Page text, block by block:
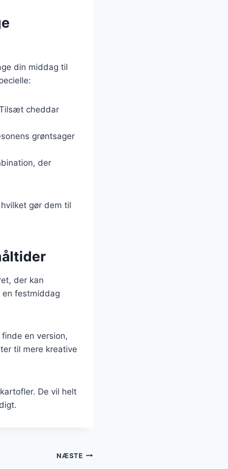
din middag til
cheddar
grøntsager
der
gør dem til
der kan
en festmiddag
en version,
til mere kreative
De vil helt
NÆSTE